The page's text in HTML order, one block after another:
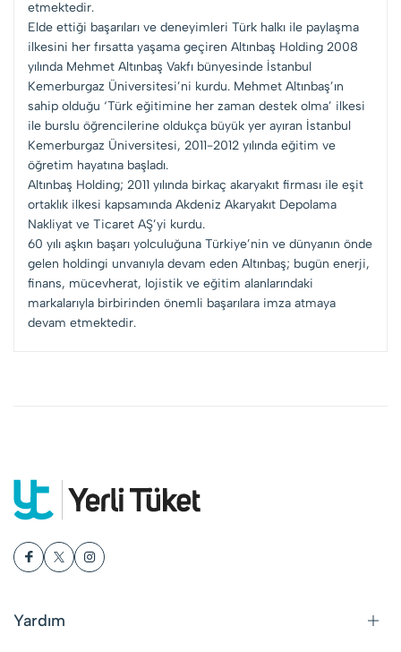
etmektedir.
Elde ettiği başarıları ve deneyimleri Türk halkı ile paylaşma
ilkesini her fırsatta yaşama geçiren Altınbaş Holding 2008
yılında Mehmet Altınbaş Vakfı bünyesinde İstanbul
Kemerburgaz Üniversitesi’ni kurdu. Mehmet Altınbaş’ın
sahip olduğu ‘Türk eğitimine her zaman destek olma’ ilkesi
ile burslu öğrencilerine oldukça büyük yer ayıran İstanbul
Kemerburgaz Üniversitesi, 2011-2012 yılında eğitim ve
öğretim hayatına başladı.
Altınbaş Holding; 2011 yılında birkaç akaryakıt firması ile eşit
ortaklık ilkesi kapsamında Akdeniz Akaryakıt Depolama
Nakliyat ve Ticaret AŞ’yi kurdu.
60 yılı aşkın başarı yolculuğuna Türkiye’nin ve dünyanın önde
gelen holdingi unvanıyla devam eden Altınbaş; bugün enerji,
finans, mücevherat, lojistik ve eğitim alanlarındaki
markalarıyla birbirinden önemli başarılara imza atmaya
devam etmektedir.
Yardım